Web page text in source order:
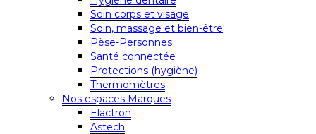
Soin corps et visage
Soin, massage et bien-être
Pèse-Personnes
Santé connectée
Protections (hygiène)
Thermomètres
Nos espaces Marques
Elactron
Astech